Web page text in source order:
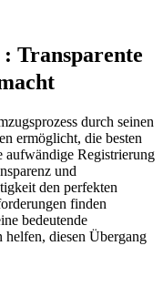
Transparente
durch seinen
ermöglicht, die besten
aufwändige Registrierung
und
den perfekten
finden
bedeutende
helfen, diesen Übergang